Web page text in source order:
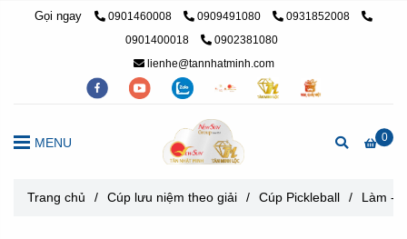
Gọi ngay 0901460008 0909491080
0931852008
0901400018
0902381080
lienhe@tannhatminh.com
0
MENU
Trang chủ / Cúp lưu niệm theo giải / Cúp Pickleball / Làm -